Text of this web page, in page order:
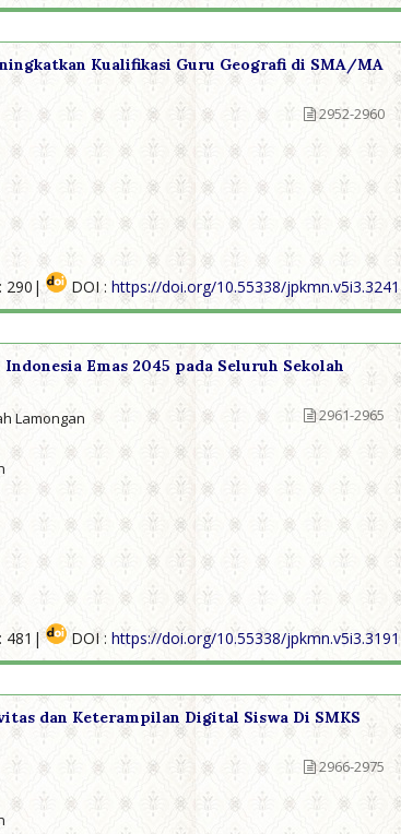
Kualifikasi Guru Geografi di SMA/MA
2952-2960
290| DOI : https://doi.org/10.55338/jpkmn.v5i3.3241
Emas 2045 pada Seluruh Sekolah
Lamongan
2961-2965
481| DOI : https://doi.org/10.55338/jpkmn.v5i3.3191
dan Keterampilan Digital Siswa Di SMKS
2966-2975